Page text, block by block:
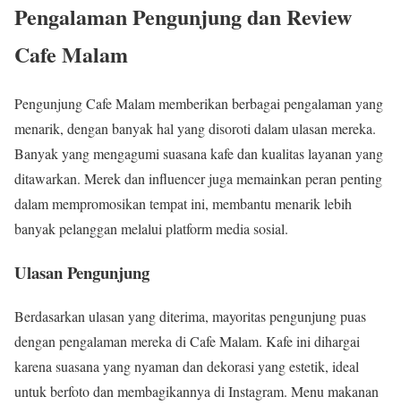
Pengalaman Pengunjung dan Review
Cafe Malam
Pengunjung Cafe Malam memberikan berbagai pengalaman yang
menarik, dengan banyak hal yang disoroti dalam ulasan mereka.
Banyak yang mengagumi suasana kafe dan kualitas layanan yang
ditawarkan. Merek dan influencer juga memainkan peran penting
dalam mempromosikan tempat ini, membantu menarik lebih
banyak pelanggan melalui platform media sosial.
Ulasan Pengunjung
Berdasarkan ulasan yang diterima, mayoritas pengunjung puas
dengan pengalaman mereka di Cafe Malam. Kafe ini dihargai
karena suasana yang nyaman dan dekorasi yang estetik, ideal
untuk berfoto dan membagikannya di Instagram. Menu makanan